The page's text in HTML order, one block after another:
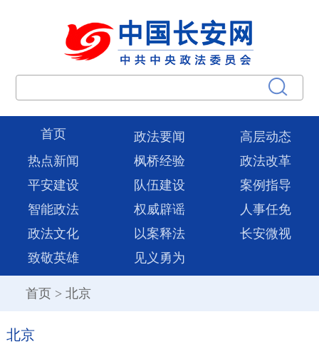
首页 政法要闻
高层动态
热点新闻
枫桥经验
政法改革
平安建设
队伍建设
案例指导
智能政法
权威辟谣
人事任免
政法文化
以案释法
长安微视
致敬英雄
见义勇为
首页 > 北京
北京